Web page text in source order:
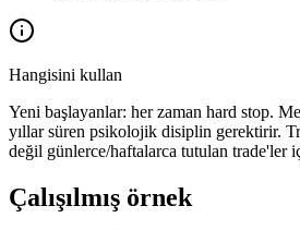
Hangisini kullan
Yeni başlayanlar: her zaman hard stop.
yıllar süren psikolojik disiplin gerektirir.
değil günlerce/haftalarca tutulan trade'ler
Çalışılmış örnek